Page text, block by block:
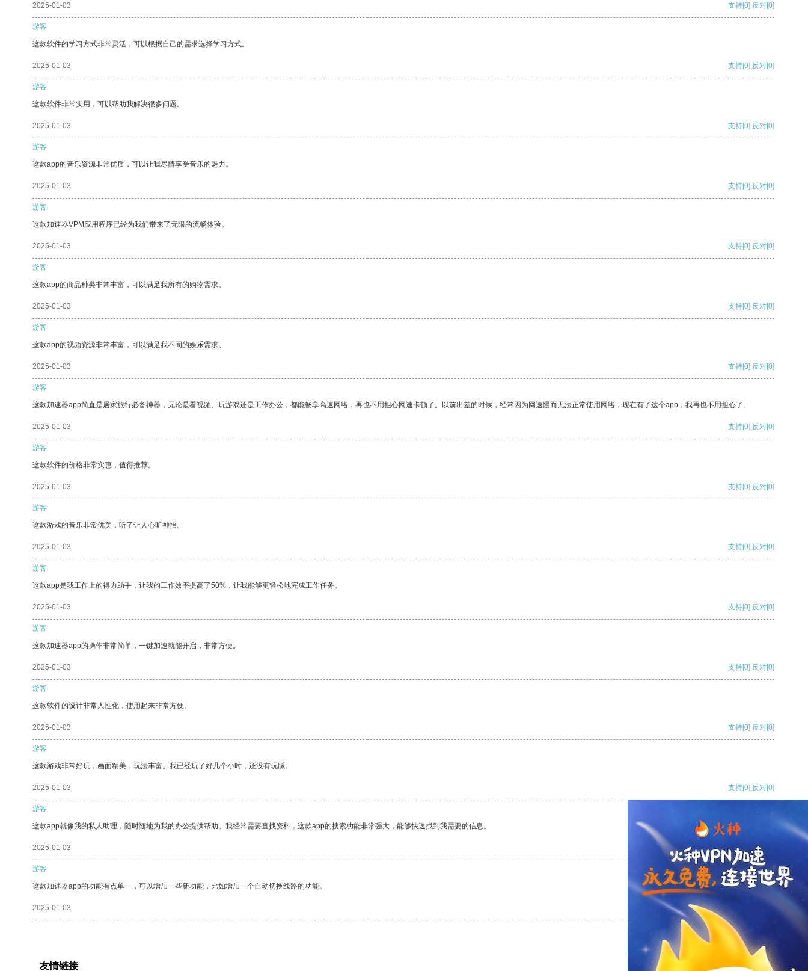
2025-01-03 支持[0] 反对[0]
游客
这款软件的学习方式非常灵活，可以根据自己的需求选择学习方式。
2025-01-03 支持[0] 反对[0]
游客
这款软件非常实用，可以帮助我解决很多问题。
2025-01-03 支持[0] 反对[0]
游客
这款app的音乐资源非常优质，可以让我尽情享受音乐的魅力。
2025-01-03 支持[0] 反对[0]
游客
这款加速器VPM应用程序已经为我们带来了无限的流畅体验。
2025-01-03 支持[0] 反对[0]
游客
这款app的商品种类非常丰富，可以满足我所有的购物需求。
2025-01-03 支持[0] 反对[0]
游客
这款app的视频资源非常丰富，可以满足我不同的娱乐需求。
2025-01-03 支持[0] 反对[0]
游客
这款加速器app简直是居家旅行必备神器，无论是看视频、玩游戏还是工作办公，都能畅享高速网络，再也不用担心网速卡顿了。以前出差的时候，经常因为网速慢而无法正常使用网络，现在有了这个app，我再也不用担心了。
2025-01-03 支持[0] 反对[0]
游客
这款软件的价格非常实惠，值得推荐。
2025-01-03 支持[0] 反对[0]
游客
这款游戏的音乐非常优美，听了让人心旷神怡。
2025-01-03 支持[0] 反对[0]
游客
这款app是我工作上的得力助手，让我的工作效率提高了50%，让我能够更轻松地完成工作任务。
2025-01-03 支持[0] 反对[0]
游客
这款加速器app的操作非常简单，一键加速就能开启，非常方便。
2025-01-03 支持[0] 反对[0]
游客
这款软件的设计非常人性化，使用起来非常方便。
2025-01-03 支持[0] 反对[0]
游客
这款游戏非常好玩，画面精美，玩法丰富。我已经玩了好几个小时，还没有玩腻。
2025-01-03 支持[0] 反对[0]
游客
这款app就像我的私人助理，随时随地为我的办公提供帮助。我经常需要查找资料，这款app的搜索功能非常强大，能够快速找到我需要的信息。
2025-01-03 支持 反对
游客
这款加速器app的功能有点单一，可以增加一些新功能，比如增加一个自动切换线路的功能。
2025-01-03 [0]
友情链接